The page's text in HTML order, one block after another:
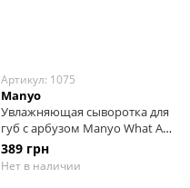
Артикул: 1075
Manyo
Увлажняющая сыворотка для
губ с арбузом Manyo What A
Melon Moisture Lip Serum, 10
мл
389 грн
Нет в наличии